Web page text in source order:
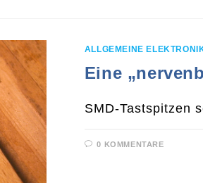
ALLGEMEINE
Eine
SMD-Tastspitzen
0 KOMMENTARE